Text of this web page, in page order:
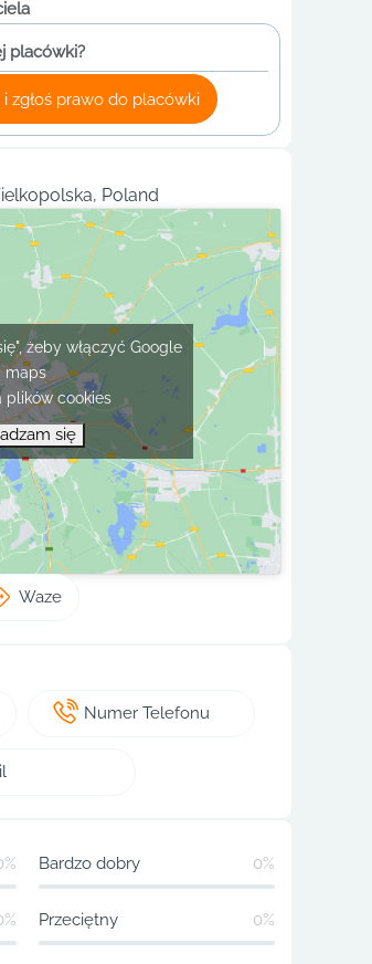
placówki?
zgłoś prawo do placówki
Poland
żeby włączyć Google
maps
plików cookies
się
Waze
Numer Telefonu
Bardzo dobry 0%
Przeciętny 0%